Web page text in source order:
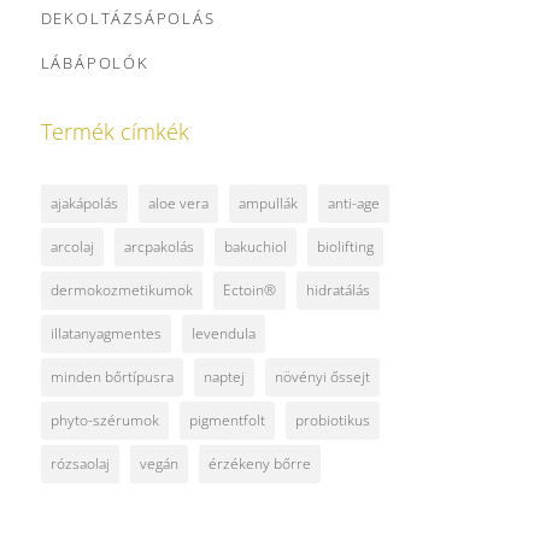
DEKOLTÁZSÁPOLÁS
LÁBÁPOLÓK
Termék címkék
ajakápolás aloe vera ampullák anti-age
arcolaj arcpakolás bakuchiol biolifting
dermokozmetikumok Ectoin® hidratálás
illatanyagmentes levendula
minden bőrtípusra naptej növényi őssejt
phyto-szérumok pigmentfolt probiotikus
rózsaolaj vegán érzékeny bőrre